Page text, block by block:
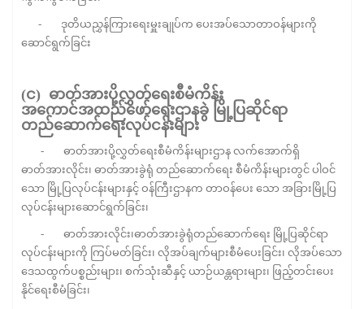
- ဒုတိယညွှန်ကြားရေးမှူးချုပ်က ပေးအပ်သောတာဝန်များကို
ဆောင်ရွက်ခြင်း
(င) ဓာတ်အားပို့လွှတ်ရေးစီမံကိန်း
အကောင်အထည်ဖော်ရေးဌာနခွဲ မြို့ပြဆိုင်ရာ
တည်ဆောက်ရေးလုပ်ငန်းများ
- ဓာတ်အားပို့လွှတ်ရေးစီမံကိန်းများဌာန လက်အောက်ရှိ
ဓာတ်အားလိုင်း၊ ဓာတ်အားခွဲရုံ တည်ဆောက်ရေး စီမံကိန်းများတွင် ပါဝင်
သော မြို့ပြလုပ်ငန်းများနှင့် ဝန်ကြီးဌာနက တာဝန်ပေး သော အခြားမြို့ပြ
လုပ်ငန်းများဆောင်ရွက်ခြင်း၊
- ဓာတ်အားလိုင်း၊ဓာတ်အားခွဲရုံတည်ဆောက်ရေး မြို့ပြဆိုင်ရာ
လုပ်ငန်းများကို ကြပ်မတ်ခြင်း၊ လိုအပ်ချက်များစီမံပေးခြင်း၊ လိုအပ်သော
ဒေသထွက်ပစ္စည်းများ၊ စက်သုံးဆီနှင့် ယာဉ်ယန္တရားများ၊ ဖြည့်တင်းပေး
နိုင်ရေးစီမံခြင်း၊